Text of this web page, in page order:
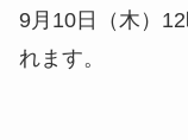
9月10日（木）
れます。